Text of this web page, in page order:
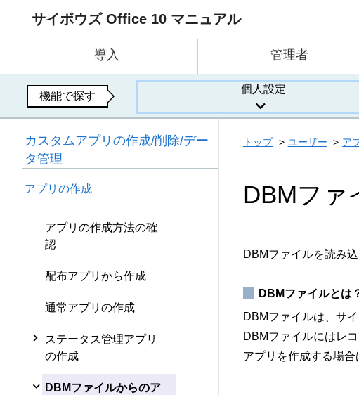
サイボウズ Office 10 マニュアル
導入 管理者
機能で探す
個人設定
カスタムアプリの作成/削除/デー
タ管理
アプリの作成
アプリの作成方法の確
認
配布アプリから作成
通常アプリの作成
ステータス管理アプリ
の作成
DBMファイルからのア
トップ ユーザー ア
DBMファ
DBMファイルを読み
DBMファイルとは
DBMファイルは、サ
DBMファイルにはレ
アプリを作成する場合